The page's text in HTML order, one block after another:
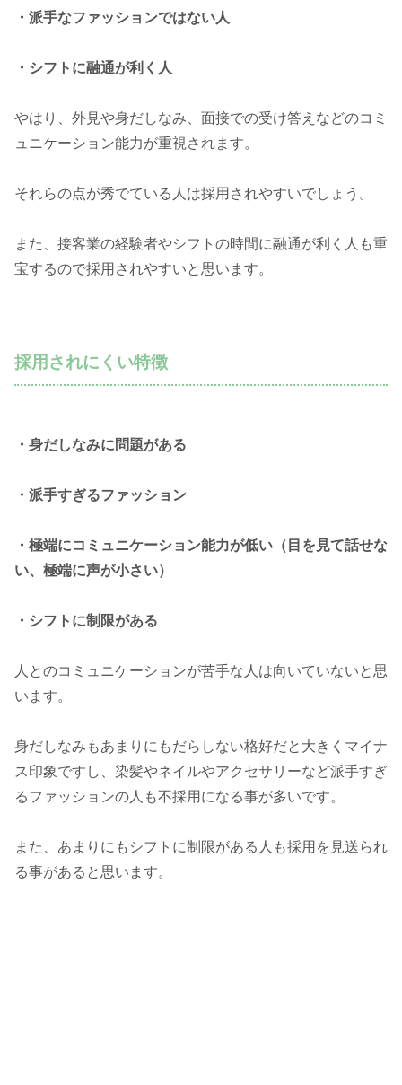
・派手なファッションではない人
・シフトに融通が利く人
やはり、外見や身だしなみ、面接での受け答えなどのコミ
ュニケーション能力が重視されます。
それらの点が秀でている人は採用されやすいでしょう。
また、接客業の経験者やシフトの時間に融通が利く人も重
宝するので採用されやすいと思います。
採用されにくい特徴
・身だしなみに問題がある
・派手すぎるファッション
・極端にコミュニケーション能力が低い（目を見て話せな
い、極端に声が小さい）
・シフトに制限がある
人とのコミュニケーションが苦手な人は向いていないと思
います。
身だしなみもあまりにもだらしない格好だと大きくマイナ
ス印象ですし、染髪やネイルやアクセサリーなど派手すぎ
るファッションの人も不採用になる事が多いです。
また、あまりにもシフトに制限がある人も採用を見送られ
る事があると思います。